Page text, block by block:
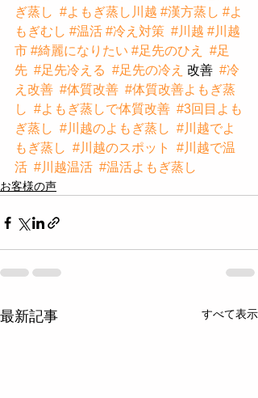
ぎ蒸し #よもぎ蒸し川越 #漢方蒸し #よ
もぎむし #温活 #冷え対策 #川越 #川越
市 #綺麗になりたい #足先のひえ
#足
先 #足先冷える #足先の冷え 改善 #冷
え改善 #体質改善 #体質改善よもぎ蒸
し #よもぎ蒸しで体質改善 #3回目よも
ぎ蒸し #川越のよもぎ蒸し #川越でよ
もぎ蒸し #川越のスポット
#川越で温
活 #川越温活 #温活よもぎ蒸し
お客様の声
最新記事 すべて表示